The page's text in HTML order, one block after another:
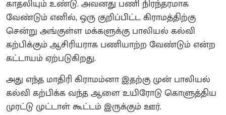
காதலியும் உண்டு. அவனது பணி நிரந்தரமாக
வேண்டும் எனில், ஒரு குறிப்பிட்ட கிராமத்திற்கு
சென்று அங்குள்ள மக்களுக்கு பாலியல் கல்வி
கற்பிக்கும் ஆசிரியராக பணியாற்ற வேண்டும் என்ற
கட்டாயம் ஏற்படுகிறது.
அது எந்த மாதிரி கிராமம்னா இதற்கு முன் பாலியல்
கல்வி கற்பிக்க வந்த ஆளை உயிரோடு கொளுத்திய
முரட்டு முட்டாள் கூட்டம் இருக்கும் ஊர்.